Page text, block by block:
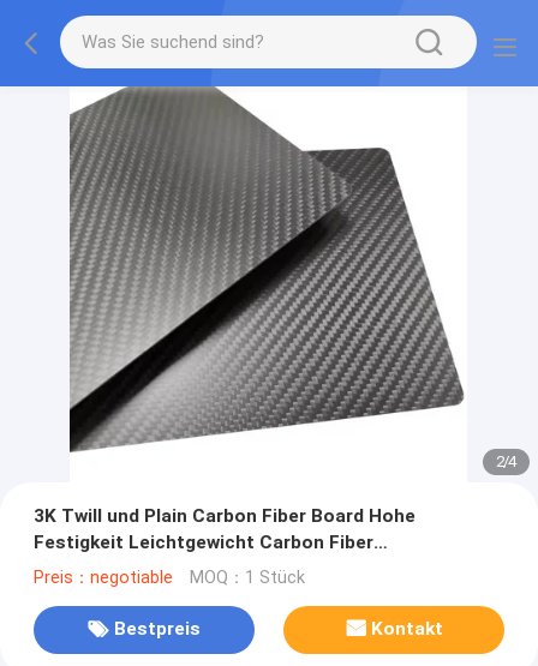
2/4
3K Twill und Plain Carbon Fiber Board Hohe
Festigkeit Leichtgewicht Carbon Fiber
Sheet/Platte/Board
Preis：negotiable MOQ：1 Stück
Bestpreis Kontakt